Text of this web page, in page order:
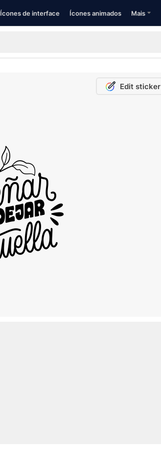
Ícones de interface Ícones animados Mais
Edit sticker